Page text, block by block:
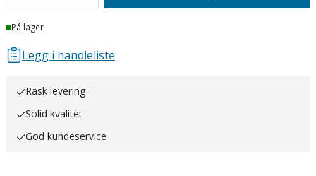
Lager
På lager
Legg i handleliste
Rask levering
Solid kvalitet
God kundeservice